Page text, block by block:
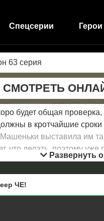
Спецсерии
63 серия
СМОТРЕТЬ
будет общая
в кротчайшие
выставила им
что делать, поэтому
Развернуть
ЧЕ!